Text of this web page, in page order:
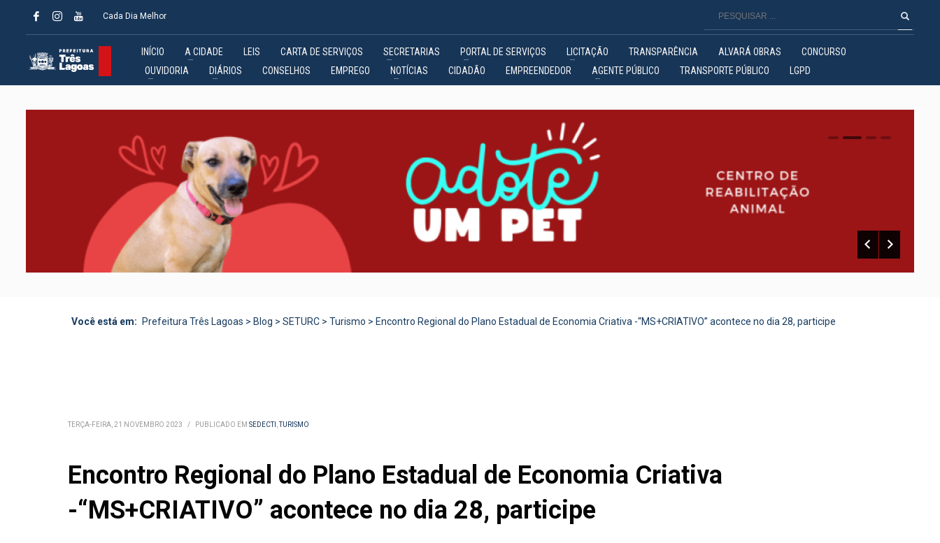
Cada Dia Melhor
INÍCIO A CIDADE LEIS CARTA DE SERVIÇOS SECRETARIAS PORTAL DE SERVIÇOS LICITAÇÃO TRANSPARÊNCIA ALVARÁ OBRAS
CONCURSO
OUVIDORIA
DIÁRIOS CONSELHOS EMPREGO NOTÍCIAS CIDADÃO EMPREENDEDOR AGENTE PÚBLICO TRANSPORTE PÚBLICO LGPD
0 1 2
Você está em: Prefeitura Três Lagoas > Blog > SETURC > Turismo > Encontro Regional do Plano Estadual de Economia Criativa -“MS+CRIATIVO” acontece no dia 28, participe
TERÇA-FEIRA, 21 NOVEMBRO 2023 / PUBLICADO EM SEDECTI , TURISMO
Encontro Regional do Plano Estadual de Economia Criativa
-“MS+CRIATIVO” acontece no dia 28, participe